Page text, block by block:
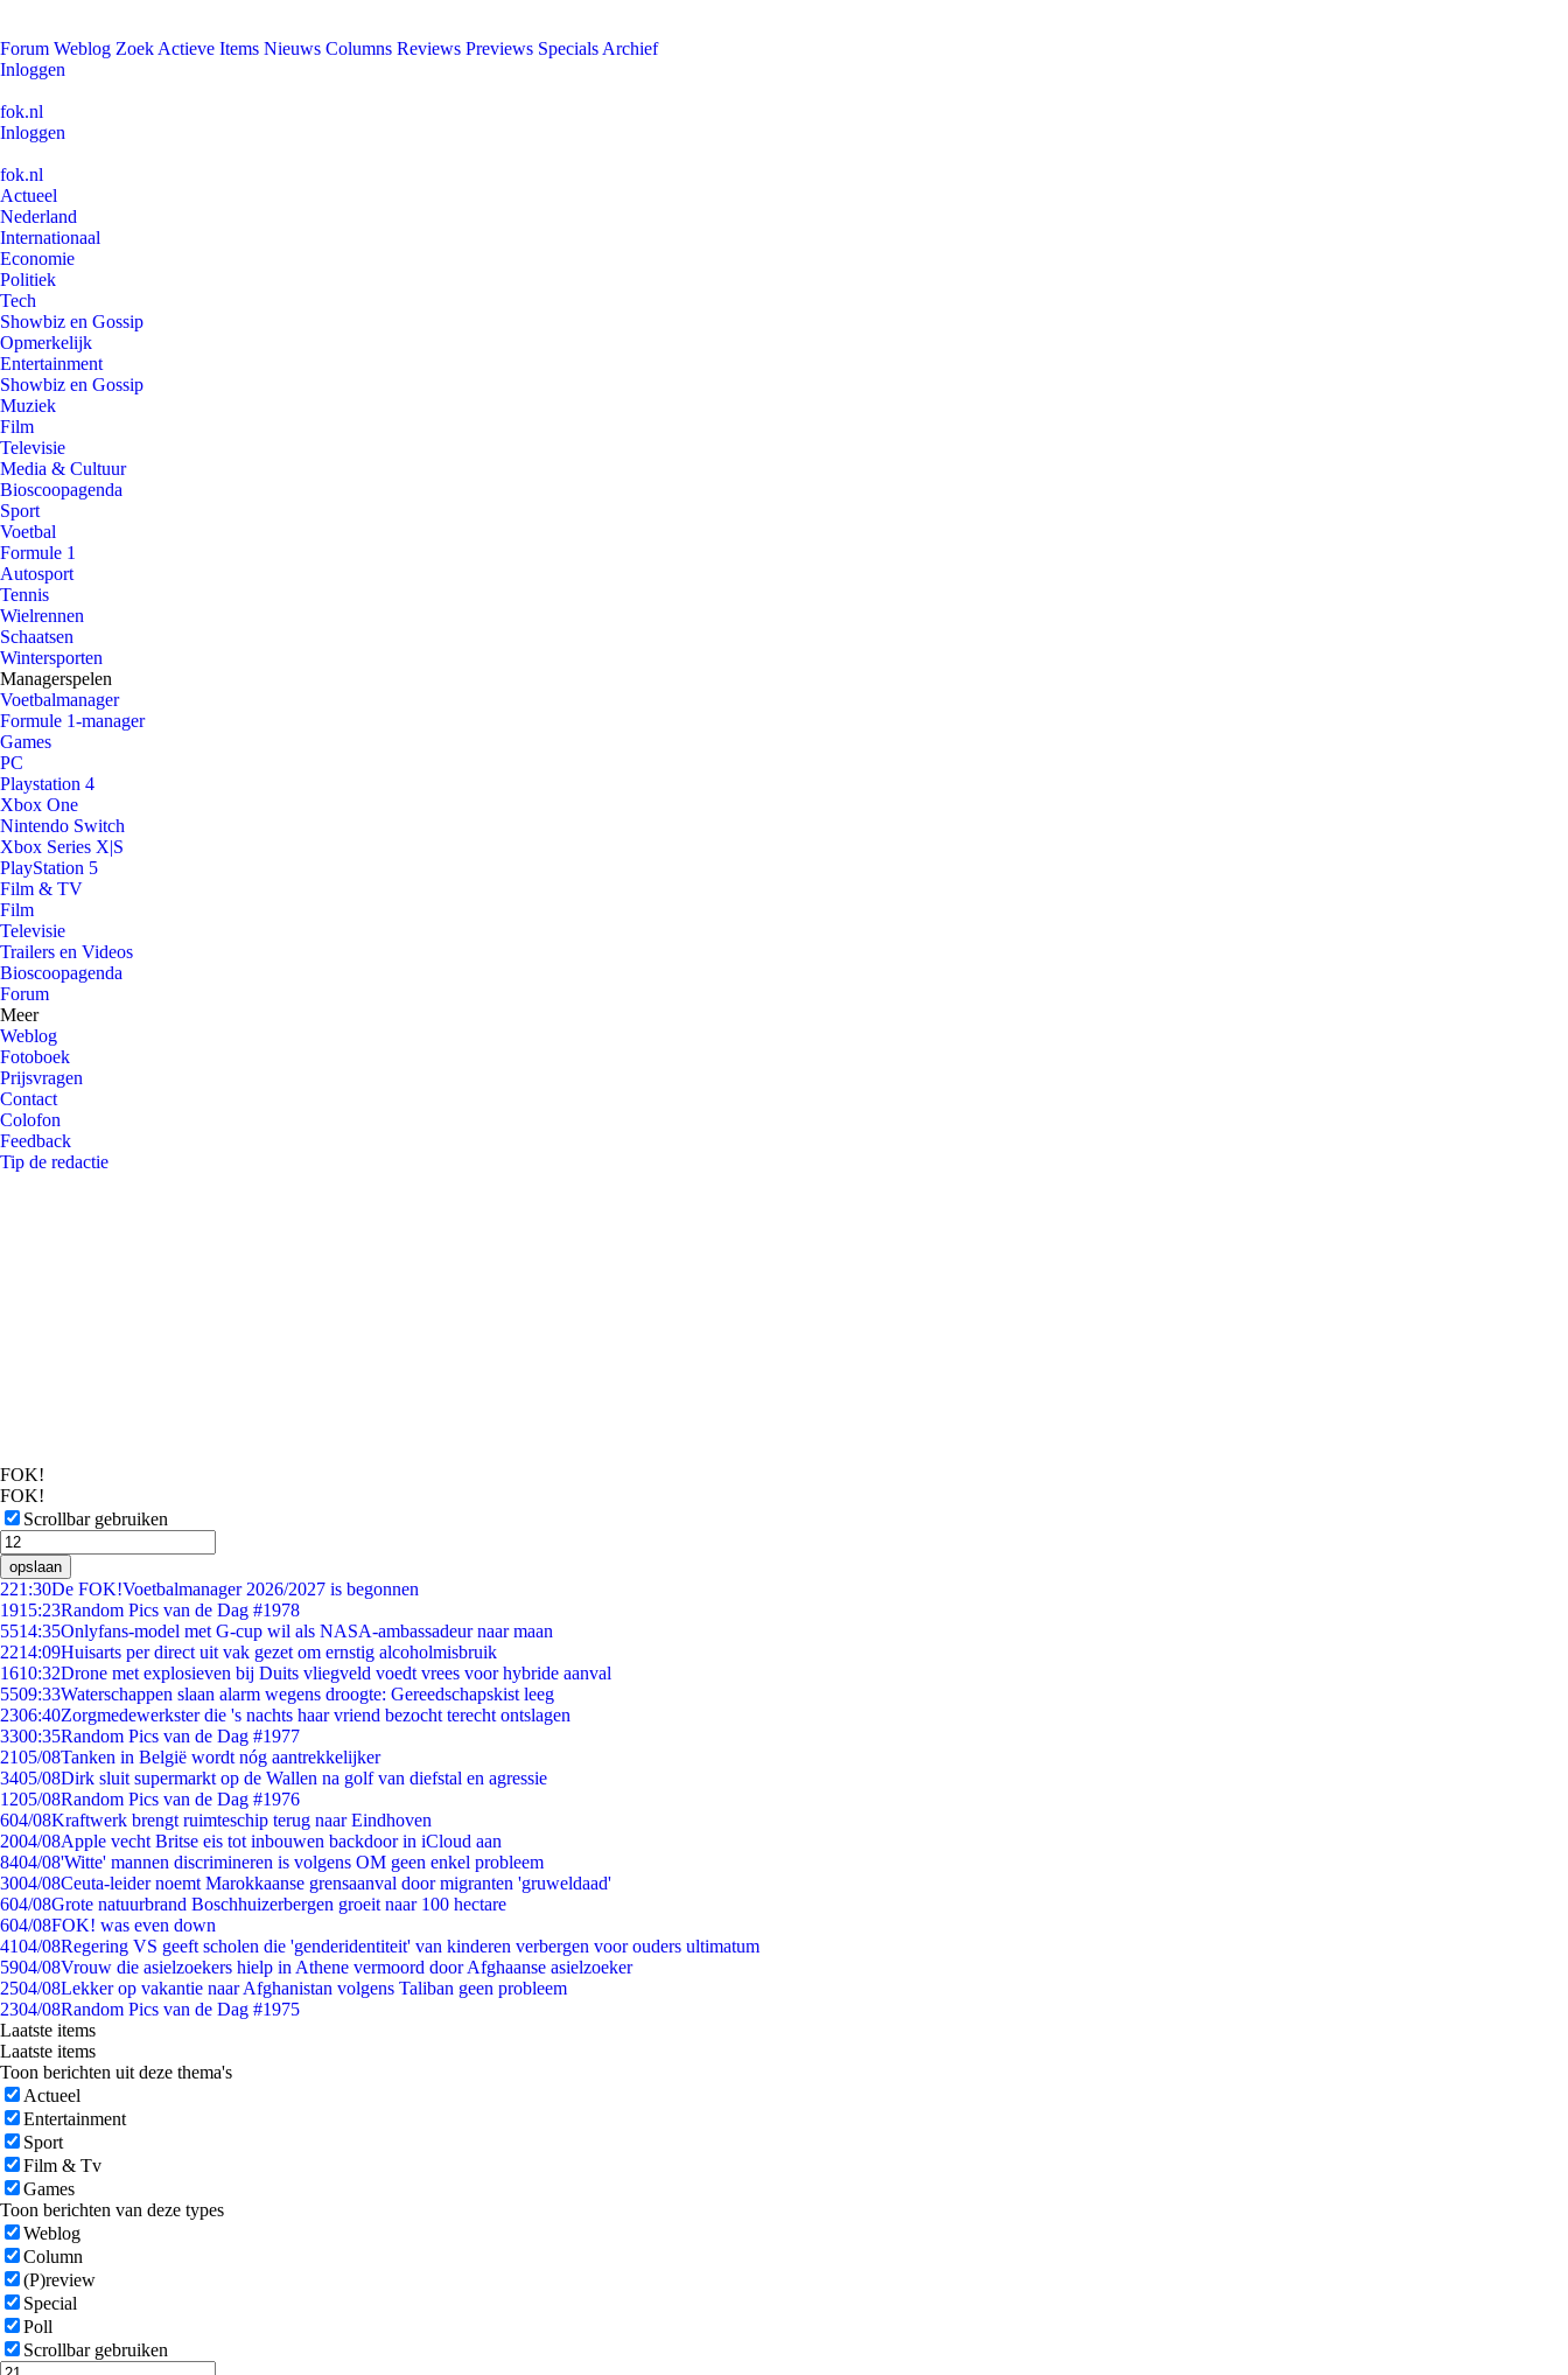
Forum Weblog Zoek Actieve Items Nieuws Columns Reviews Previews Specials Archief
Inloggen
fok.nl
Inloggen
fok.nl
Actueel
Nederland
Internationaal
Economie
Politiek
Tech
Showbiz en Gossip
Opmerkelijk
Entertainment
Showbiz en Gossip
Muziek
Film
Televisie
Media & Cultuur
Bioscoopagenda
Sport
Voetbal
Formule 1
Autosport
Tennis
Wielrennen
Schaatsen
Wintersporten
Managerspelen
Voetbalmanager
Formule 1-manager
Games
PC
Playstation 4
Xbox One
Nintendo Switch
Xbox Series X|S
PlayStation 5
Film & TV
Film
Televisie
Trailers en Videos
Bioscoopagenda
Forum
Meer
Weblog
Fotoboek
Prijsvragen
Contact
Colofon
Feedback
Tip de redactie
FOK!
FOK!
Scrollbar gebruiken
opslaan
221:30De FOK!Voetbalmanager 2026/2027 is begonnen
1915:23Random Pics van de Dag #1978
5514:35Onlyfans-model met G-cup wil als NASA-ambassadeur naar maan
2214:09Huisarts per direct uit vak gezet om ernstig alcoholmisbruik
1610:32Drone met explosieven bij Duits vliegveld voedt vrees voor hybride aanval
5509:33Waterschappen slaan alarm wegens droogte: Gereedschapskist leeg
2306:40Zorgmedewerkster die 's nachts haar vriend bezocht terecht ontslagen
3300:35Random Pics van de Dag #1977
2105/08Tanken in België wordt nóg aantrekkelijker
3405/08Dirk sluit supermarkt op de Wallen na golf van diefstal en agressie
1205/08Random Pics van de Dag #1976
604/08Kraftwerk brengt ruimteschip terug naar Eindhoven
2004/08Apple vecht Britse eis tot inbouwen backdoor in iCloud aan
8404/08'Witte' mannen discrimineren is volgens OM geen enkel probleem
3004/08Ceuta-leider noemt Marokkaanse grensaanval door migranten 'gruweldaad'
604/08Grote natuurbrand Boschhuizerbergen groeit naar 100 hectare
604/08FOK! was even down
4104/08Regering VS geeft scholen die 'genderidentiteit' van kinderen verbergen voor ouders ultimatum
5904/08Vrouw die asielzoekers hielp in Athene vermoord door Afghaanse asielzoeker
2504/08Lekker op vakantie naar Afghanistan volgens Taliban geen probleem
2304/08Random Pics van de Dag #1975
Laatste items
Laatste items
Toon berichten uit deze thema's
Actueel
Entertainment
Sport
Film & Tv
Games
Toon berichten van deze types
Weblog
Column
(P)review
Special
Poll
Scrollbar gebruiken